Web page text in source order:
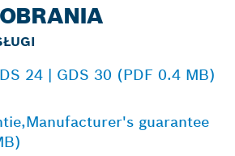
24 | GDS 30 (PDF 0.4 MB)
guarantee